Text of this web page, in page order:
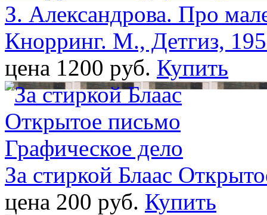
З. Александрова. Про
Кнорринг. М., Детгиз,
цена 1200 pуб. Купить
За стиркой Блаас
цена 200 pуб. Купить